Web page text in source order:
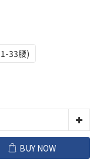
33腰)
BUY NOW